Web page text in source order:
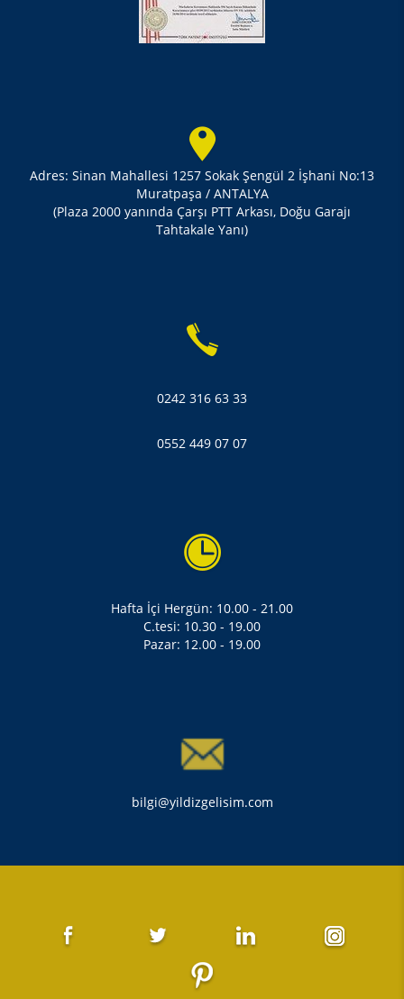
Adres: Sinan Mahallesi 1257 Sokak Şengül 2 İşhani No:13
Muratpaşa / ANTALYA
(Plaza 2000 yanında Çarşı PTT Arkası, Doğu Garajı
Tahtakale Yanı)
0242 316 63 33
0552 449 07 07
Hafta İçi Hergün: 10.00 - 21.00
C.tesi: 10.30 - 19.00
Pazar: 12.00 - 19.00
bilgi@yildizgelisim.com